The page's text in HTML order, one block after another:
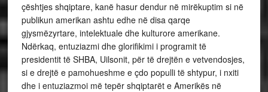
çështjes shqiptare, kanë hasur dendur në mirëkuptim si në
publikun amerikan ashtu edhe në disa qarqe
gjysmëzyrtare, intelektuale dhe kulturore amerikane.
Ndërkaq, entuziazmi dhe glorifikimi i programit të
presidentit të SHBA, Uilsonit, për të drejtën e vetvendosjes,
si e drejtë e pamohueshme e çdo populli të shtypur, i nxiti
dhe i entuziazmoi më tepër shqiptarët e Amerikës në